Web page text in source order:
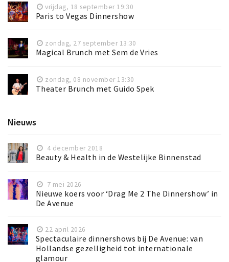
vrijdag, 18 september 19:30
Paris to Vegas Dinnershow
zondag, 27 september 13:30
Magical Brunch met Sem de Vries
zondag, 08 november 13:30
Theater Brunch met Guido Spek
Nieuws
4 december 2018
Beauty & Health in de Westelijke Binnenstad
7 mei 2026
Nieuwe koers voor ‘Drag Me 2 The Dinnershow’ in
De Avenue
22 april 2026
Spectaculaire dinnershows bij De Avenue: van
Hollandse gezelligheid tot internationale
glamour